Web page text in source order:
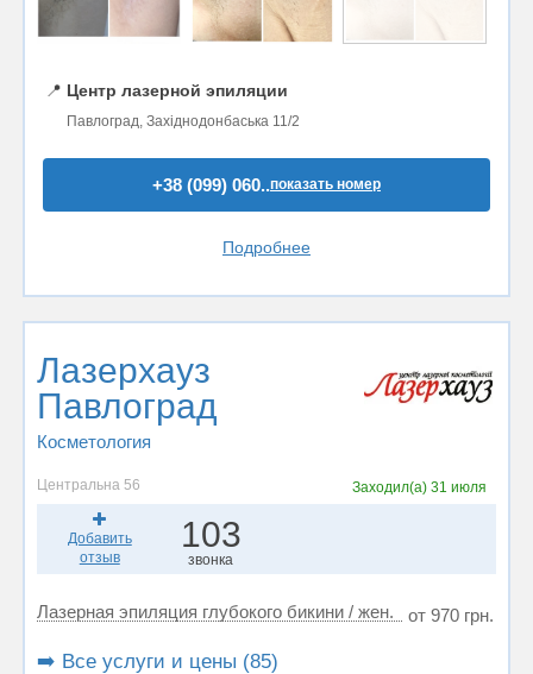
📍 Центр лазерной эпиляции
Павлоград, Західнодонбаська 11/2
+38 (099) 060..показать номер
Подробнее
Лазерхауз
Павлоград
Косметология
Центральна 56 Заходил(а)31 июля
Добавить
отзыв
103
звонка
Лазерная эпиляция глубокого бикини / жен. от 970 грн.
➡️ Все услуги и цены (85)